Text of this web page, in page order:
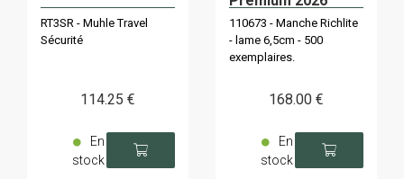
RT3SR - Muhle Travel
Sécurité
114.25 €
En
stock
110673 - Manche Richlite
- lame 6,5cm - 500
exemplaires.
168.00 €
En
stock